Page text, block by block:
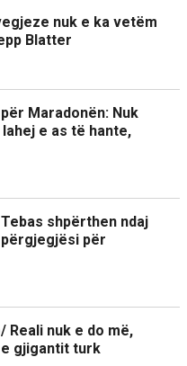
nuk e ka vetëm
Blatter
Maradonën: Nuk
e as të hante,
shpërthen ndaj
për
nuk e do më,
gjigantit turk